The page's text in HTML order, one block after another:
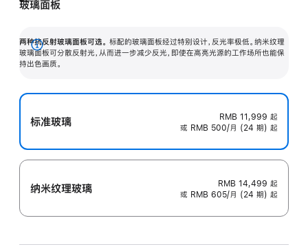
玻璃面板
两种抗反射玻璃面板可选。 标配的玻璃面板经过特别设计，反光率极低。纳米纹理
玻璃面板可分散反射光，从而进一步减少反光，即使在高亮光源的工作场所也能保
持出色画质。
展
开
标准玻璃 RMB 11,999 起
或 RMB 500/月 (24 期) 起
纳米纹理玻璃 RMB 14,499 起
或 RMB 605/月 (24 期) 起